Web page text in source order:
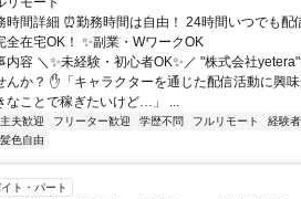
時間詳細 ⏰勤務時間は自由！ 24時間いつでも配
全在宅OK！ ✨副業・WワークOK
内容 ＼✨未経験・初心者OK✨／ "株式会社
んか？ ✋「キャラクターを通じた配信活動に興
なことで稼ぎたいけど…」 ...
夫歓迎 フリーター歓迎 学歴不問 フルリモート 経験
色自由
ト・パート